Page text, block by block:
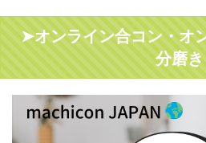
➤オンライン合コン・オ
分磨き